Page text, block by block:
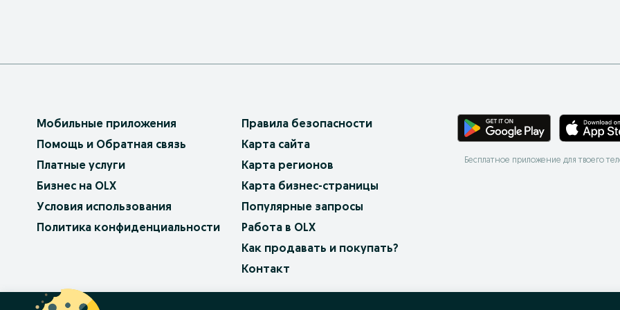
Мобильные приложения
Помощь и Обратная связь
Платные услуги
Бизнес на OLX
Условия использования
Политика конфиденциальности
Правила безопасности
Карта сайта
Карта регионов
Карта бизнес-страницы
Популярные запросы
Работа в OLX
Как продавать и покупать?
Контакт
Бесплатное приложение для твоего
OLX.bg